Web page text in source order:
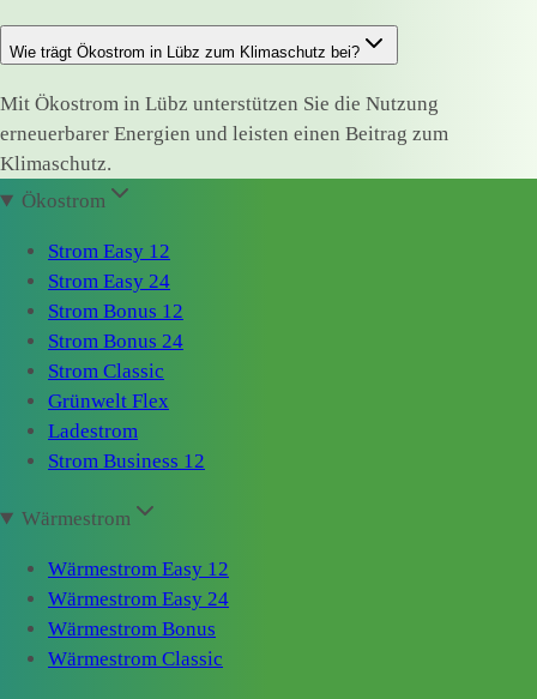
Wie trägt Ökostrom in Lübz zum Klimaschutz bei?
Mit Ökostrom in Lübz unterstützen Sie die Nutzung
erneuerbarer Energien und leisten einen Beitrag zum
Klimaschutz.
Ökostrom
Strom Easy 12
Strom Easy 24
Strom Bonus 12
Strom Bonus 24
Strom Classic
Grünwelt Flex
Ladestrom
Strom Business 12
Wärmestrom
Wärmestrom Easy 12
Wärmestrom Easy 24
Wärmestrom Bonus
Wärmestrom Classic